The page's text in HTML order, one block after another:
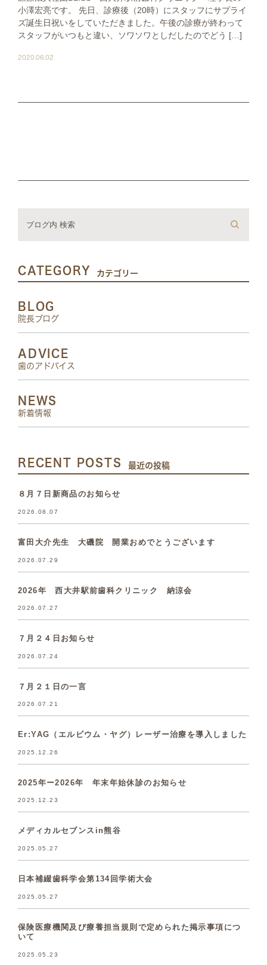
小澤宏亮です。 先日、診療後（20時）にスタッフにサプライ
ズ誕生日祝いをしていただきました。午後の診療が終わって
スタッフがいつもと違い、ソワソワとしだしたのでどう […]
2020.06.02
CATEGORY カテゴリー
BLOG
院長ブログ
ADVICE
歯のアドバイス
NEWS
新着情報
RECENT POSTS 最近の投稿
８月７日新商品のお知らせ
2026.08.07
富田大介先生 大磯院 開業おめでとうございます
2026.07.29
2026年 西大井駅前歯科クリニック 納涼会
2026.07.27
７月２４日お知らせ
2026.07.24
７月２１日の一言
2026.07.21
Er:YAG（エルビウム・ヤグ）レーザー治療を導入しました
2025.12.26
2025年ー2026年 年末年始休診のお知らせ
2025.12.23
メディカルセブンスin熊谷
2025.05.27
日本補綴歯科学会第134回学術大会
2025.05.27
保険医療機関及び療養担当規則で定められた掲⽰事項につ
いて
2025.05.23